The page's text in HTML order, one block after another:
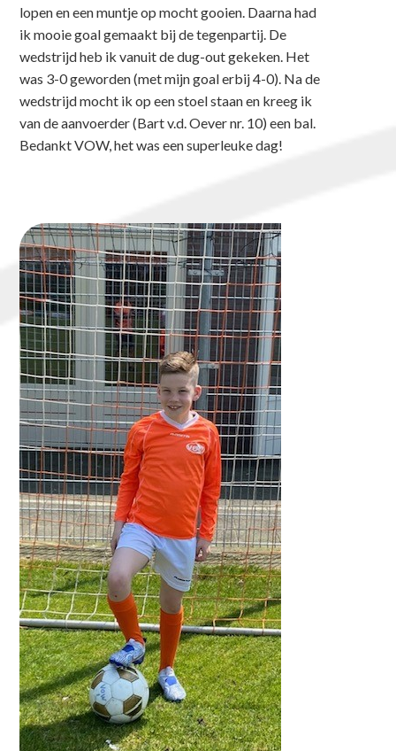
lopen en een muntje op mocht gooien. Daarna had
ik mooie goal gemaakt bij de tegenpartij. De
wedstrijd heb ik vanuit de dug-out gekeken. Het
was 3-0 geworden (met mijn goal erbij 4-0). Na de
wedstrijd mocht ik op een stoel staan en kreeg ik
van de aanvoerder (Bart v.d. Oever nr. 10) een bal.
Bedankt VOW, het was een superleuke dag!